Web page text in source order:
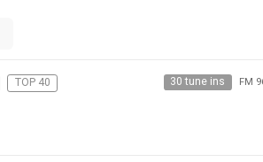
TOP 40 30 tune ins FM